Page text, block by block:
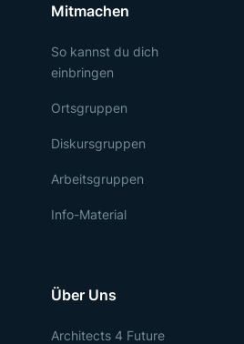
Mitmachen
So kannst du dich
einbringen
Ortsgruppen
Diskursgruppen
Arbeitsgruppen
Info-Material
Über Uns
Architects 4 Future